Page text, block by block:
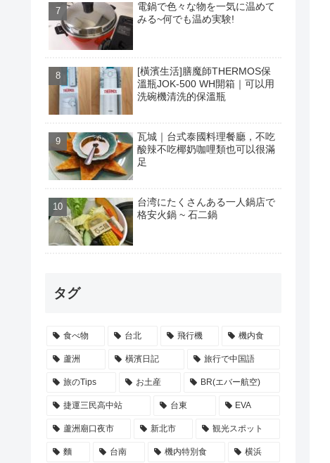
電鍋で色々な物を一気に温めて
みる~何でも温め実験!
[橫濱生活]膳魔師THERMOS保
溫瓶JOK-500 WH開箱｜可以用
洗碗機清洗的保溫瓶
瓦城｜台式泰國料理餐廳，不吃
酸辣不吃椰奶咖哩類也可以很滿
足
台湾にたくさんある一人鍋店で
格安火鍋 ~ 石二鍋
タグ
食べ物 台北 飛行機 機内食
蘆洲 橫濱日記 旅行で中国語
旅のTips お土産 BR(エバー航空)
捷運三民高中站 台東 EVA
蘆洲廟口夜市 新北市 観光スポット
麵 台南 機内特別食 横浜